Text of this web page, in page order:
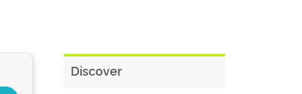
Discover